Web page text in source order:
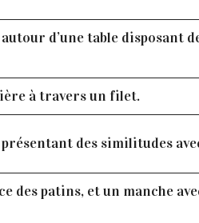
d’une table disposant
à travers un filet.
des similitudes
des patins, et un manche